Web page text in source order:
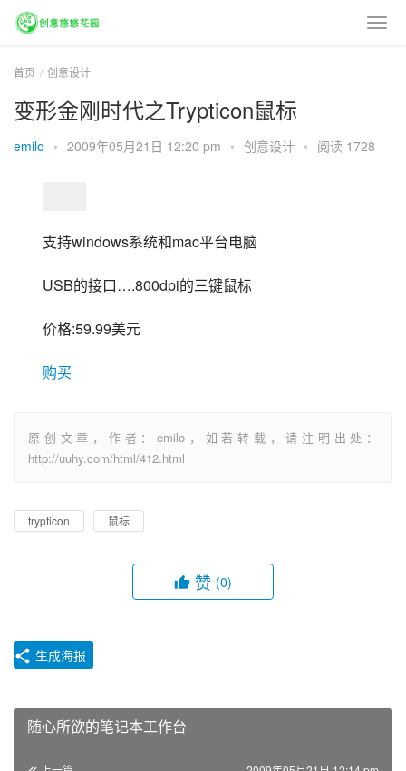
首页 创意设计
变形金刚时代之Trypticon鼠标
emilo • 2009年05月21日 12:20 pm • 创意设计 • 阅读 1728
支持windows系统和mac平台电脑
USB的接口….800dpi的三键鼠标
价格:59.99美元
购买
原创文章，作者：emilo，如若转载，请注明出处：
http://uuhy.com/html/412.html
trypticon 鼠标
赞 (0)
生成海报
随心所欲的笔记本工作台